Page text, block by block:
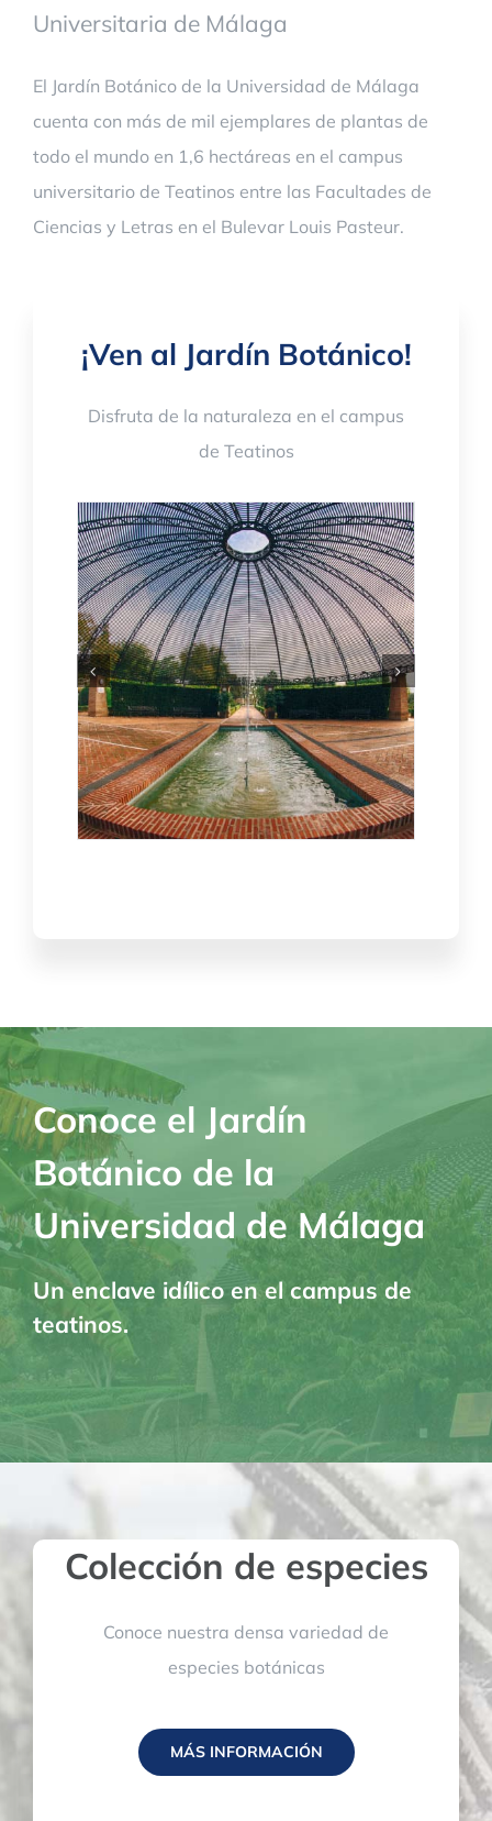
Universitaria de Málaga
El Jardín Botánico de la Universidad de Málaga
cuenta con más de mil ejemplares de plantas de
todo el mundo en 1,6 hectáreas en el campus
universitario de Teatinos entre las Facultades de
Ciencias y Letras en el Bulevar Louis Pasteur.
¡Ven al Jardín Botánico!
Disfruta de la naturaleza en el campus
de Teatinos
Conoce el Jardín
Botánico de la
Universidad de Málaga
Un enclave idílico en el campus de
teatinos.
Colección de especies
Conoce nuestra densa variedad de
especies botánicas
MÁS INFORMACIÓN